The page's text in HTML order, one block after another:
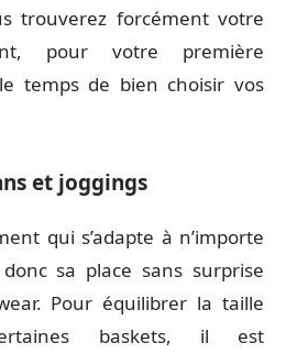
trouverez forcément votre
pour votre première
temps de bien choisir vos
et joggings
qui s’adapte à n’importe
sa place sans surprise
Pour équilibrer la taille
baskets, il est